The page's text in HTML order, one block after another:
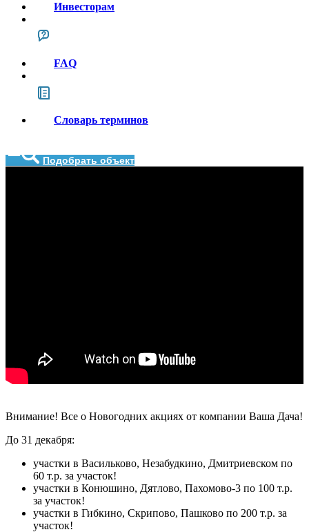
Инвесторам
FAQ
Словарь терминов
Подобрать объект
Внимание! Все о Новогодних акциях от компании Ваша Дача!
До 31 декабря:
участки в Васильково, Незабудкино, Дмитриевском по
60 т.р. за участок!
участки в Конюшино, Дятлово, Пахомово-3 по 100 т.р.
за участок!
участки в Гибкино, Скрипово, Пашково по 200 т.р. за
участок!